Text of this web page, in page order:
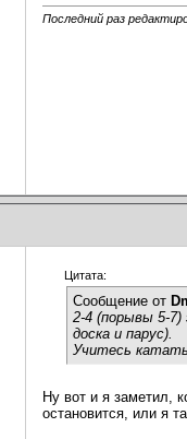
Последний раз
Цитата:
Сообщение от
2-4 (порывы 5-7)
доска и парус).
Учитесь
Ну вот и я заметил,
остановится, или я